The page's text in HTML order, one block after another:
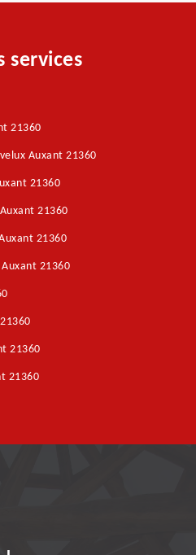
services
21360
Auxant 21360
21360
21360
21360
21360
21360
21360